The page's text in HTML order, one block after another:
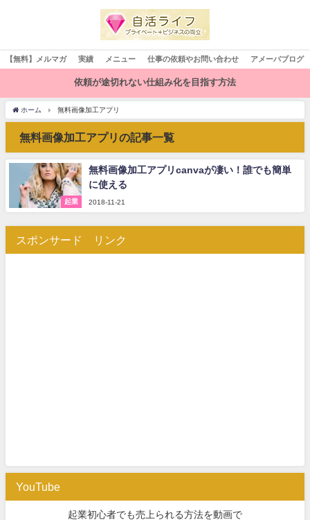
【無料】メルマガ 実績 メニュー 仕事の依頼やお問い合わせ アメーバブログ
依頼が途切れない仕組み化を目指す方法
ホーム 無料画像加工アプリ
無料画像加工アプリの記事一覧
起業
無料画像加工アプリcanvaが凄い！誰でも簡単
に使える
2018-11-21
スポンサード リンク
YouTube
起業初心者でも売上られる方法を動画で